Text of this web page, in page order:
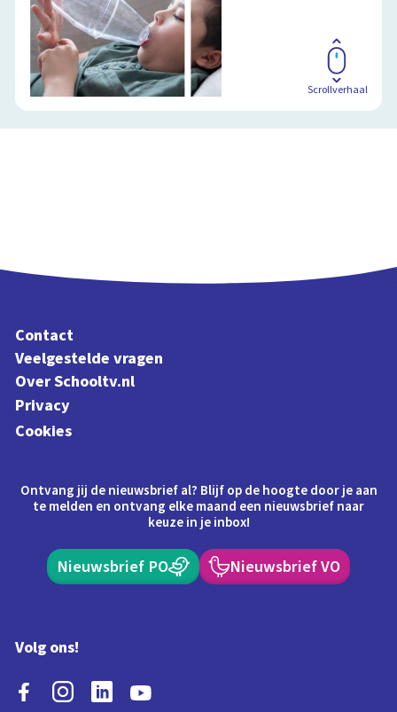
Scrollverhaal
Contact
Veelgestelde vragen
Over Schooltv.nl
Privacy
Cookies
Ontvang jij de nieuwsbrief al? Blijf op de hoogte door je aan
te melden en ontvang elke maand een nieuwsbrief naar
keuze in je inbox!
Nieuwsbrief PO Nieuwsbrief VO
Volg ons!